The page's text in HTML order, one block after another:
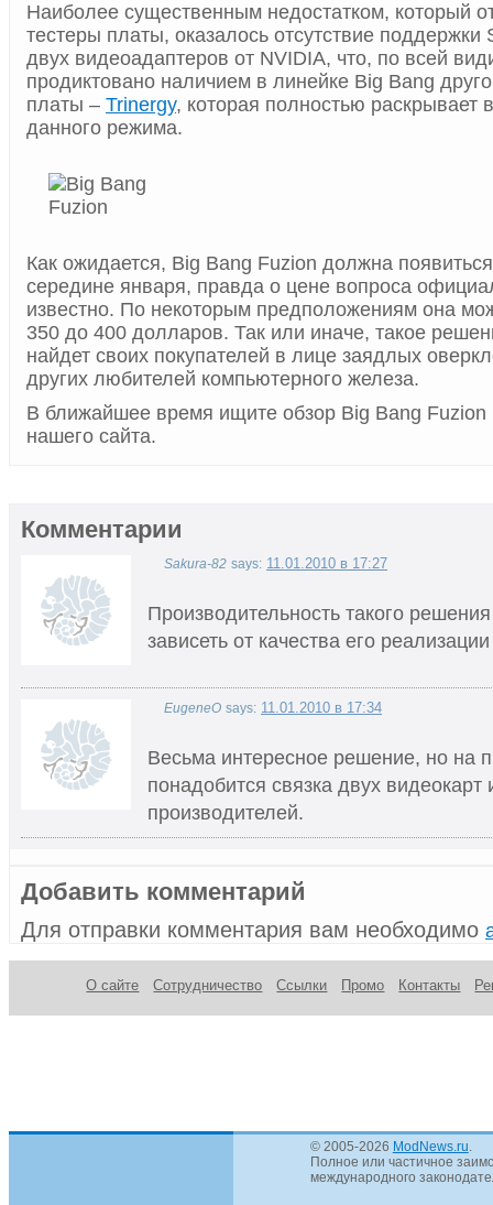
Наиболее существенным недостатком, который
тестеры платы, оказалось отсутствие
двух видеоадаптеров от NVIDIA, что, по всей
продиктовано наличием в линейке Big Bang
платы – Trinergy, которая полностью раскрывает
данного режима.
Как ожидается, Big Bang Fuzion должна
середине января, правда о цене вопроса
известно. По некоторым предположениям она
350 до 400 долларов. Так или иначе, такое
найдет своих покупателей в лице заядлых
других любителей компьютерного железа.
В ближайшее время ищите обзор Big Bang Fuzion
нашего сайта.
Комментарии
Sakura-82 says: 11.01.2010 в 17:27
Производительность такого
зависеть от качества его
EugeneO says: 11.01.2010 в 17:34
Весьма интересное решение, но на
понадобится связка двух
производителей.
Добавить комментарий
Для отправки комментария вам необходимо
О сайте Сотрудничество Ссылки Промо Контакты
© 2005-2026 ModNews.ru
Полное или частичное
международного